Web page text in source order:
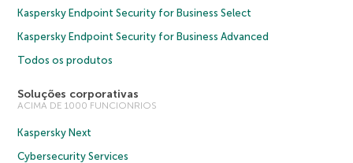
Kaspersky Endpoint Security for Business Select
Kaspersky Endpoint Security for Business Advanced
Todos os produtos
Soluções corporativas
ACIMA DE 1000 FUNCIONRIOS
Kaspersky Next
Cybersecurity Services